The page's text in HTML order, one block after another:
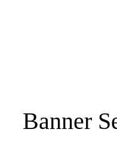
Banner